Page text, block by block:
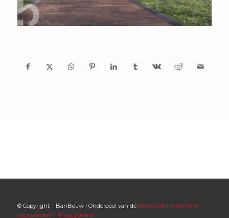
© Copyright – BanBouw | Onderdeel van de BanGroep| Algemene
voorwaarden | Privacybeleid